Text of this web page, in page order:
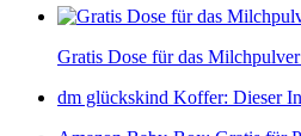
Gratis Dose für das
dm glückskind Koffer: Dieser